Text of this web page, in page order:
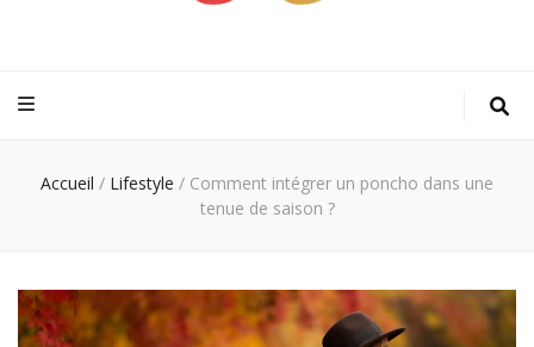
Accueil / Lifestyle / Comment intégrer un poncho dans une
tenue de saison ?